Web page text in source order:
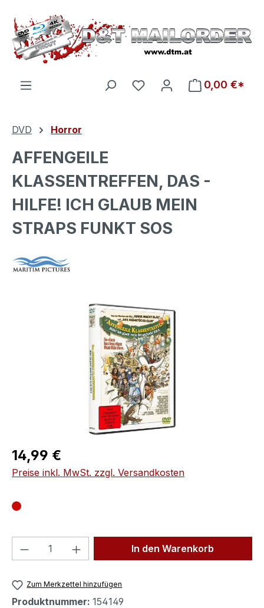
Zum Hauptinhalt springen
Du hast 0 Produkte auf
0,00 €*
DVD Horror
AFFENGEILE
KLASSENTREFFEN, DAS -
HILFE! ICH GLAUB MEIN
STRAPS FUNKT SOS
Bildergalerie überspringen
Regulärer Preis:
14,99 €
Preise inkl. MwSt. zzgl. Versandkosten
Produkt Anzahl: Gib denIn den Warenkorb
Zum Merkzettel hinzufügen
Produktnummer: 154149